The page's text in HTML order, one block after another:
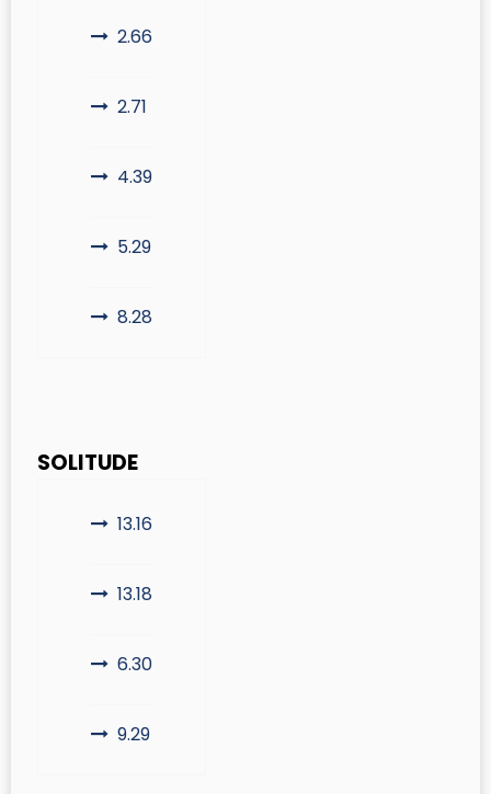
2.66
2.71
4.39
5.29
8.28
SOLITUDE
13.16
13.18
6.30
9.29